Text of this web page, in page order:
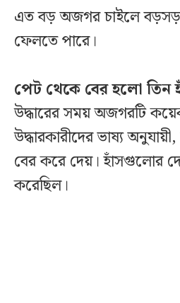
এত বড় অজগর চাইলে
ফেলতে পারে।
পেট থেকে বের হলো তিন
উদ্ধারের সময় অজগরটি
উদ্ধারকারীদের ভাষ্য
বের করে দেয়। হাঁসগুলোর
করেছিল।